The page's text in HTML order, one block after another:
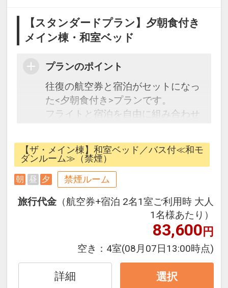
【スタンダードプラン】夕朝食付き
メイン棟・和室ベッド
プランのポイント
往復の航空券と宿泊がセットになっ
た<夕朝食付き>プランです。
フライトと宿泊を自由に組み合わせ
ら、一都市滞在はもちろん周遊旅行
にも最適！
旅行期間中の1泊だけの宿泊や延
泊・飛び泊なども自由自在です。
フライトは、安心のJALまたは
（JALグループ）確約！フライトマ
オプションでレンタカーや現地交
通・体験プランなどの追加（同時予
約）が可能なプランもございます。
【ザ・メイン棟】和室ベッド／バス付≪和モ
ダンルーム≫（禁煙）
朝 昼 夕 禁煙ルーム
旅行代金 （航空券+宿泊 2名1室ご利用時 大人
1名様あたり）
83,600円
空き： 4室(08月07日13:00時点)
詳細 選択